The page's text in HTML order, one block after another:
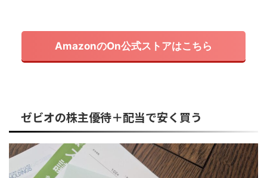
AmazonのOn公式ストアはこちら
ゼビオの株主優待＋配当で安く買う